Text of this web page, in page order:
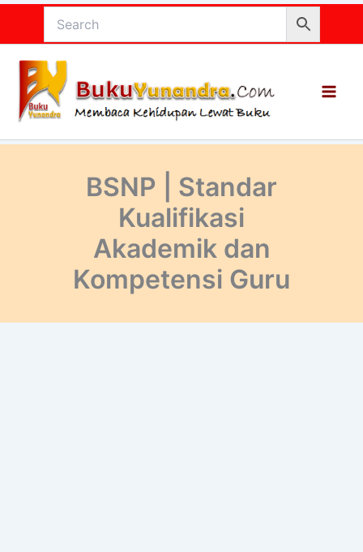
konten
BSNP | Standar
Kualifikasi
Akademik dan
Kompetensi Guru